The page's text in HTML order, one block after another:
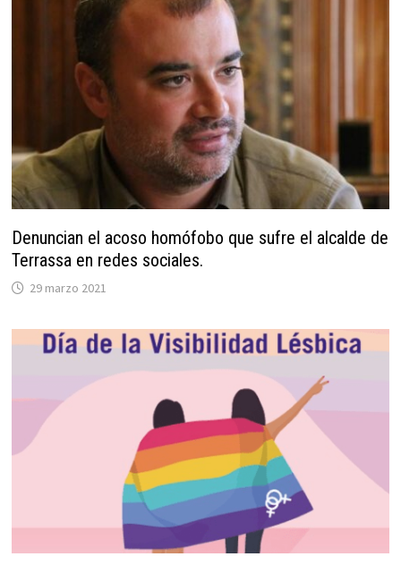
Denuncian el acoso homófobo que sufre el alcalde de
Terrassa en redes sociales.
29 marzo 2021